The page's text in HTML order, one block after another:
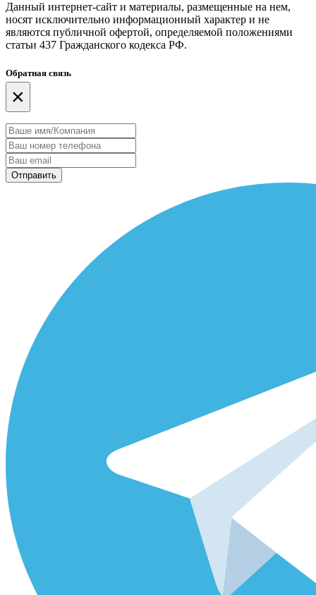
Данный интернет-сайт и материалы, размещенные на нем,
носят исключительно информационный характер и не
являются публичной офертой, определяемой положениями
статьи 437 Гражданского кодекса РФ.
Обратная связь
×
Отправить